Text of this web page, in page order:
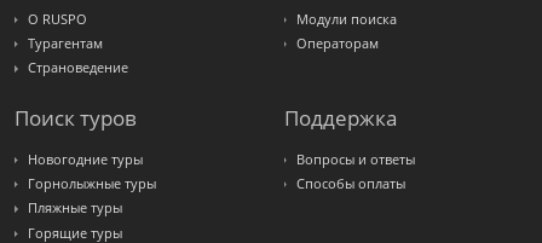
О RUSPO
Турагентам
Страноведение
Модули поиска
Операторам
Поиск туров
Новогодние туры
Горнолыжные туры
Пляжные туры
Горящие туры
Поддержка
Вопросы и ответы
Способы оплаты